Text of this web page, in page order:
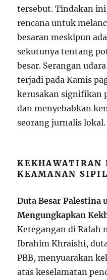
tersebut. Tindakan
rencana untuk
besaran meskipun
sekutunya tentang
besar. Serangan
terjadi pada Kamis
kerusakan signifikan
dan menyebabkan
seorang jurnalis lokal.
KEKHAWATIRAN
KEAMANAN SIPIL
Duta Besar Palestina
Mengungkapkan
Ketegangan di Rafah
Ibrahim Khraishi,
PBB, menyuarakan
atas keselamatan